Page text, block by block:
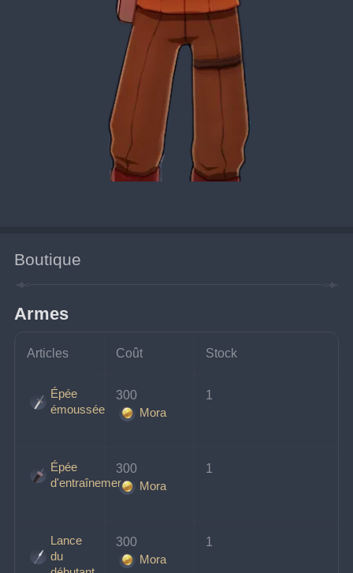
Boutique
Armes
Articles Coût Stock
Épée
émoussée
300
Mora
1
Épée
d'entraînement
300
Mora
1
Lance
du
300
Mora
1